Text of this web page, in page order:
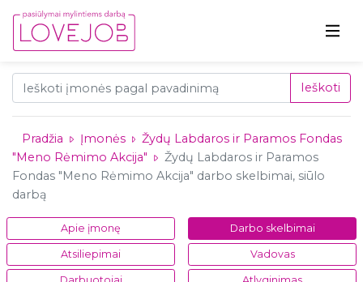
Ieškoti
Pradžia Įmonės
Žydų Labdaros ir Paramos Fondas
"Meno Rėmimo Akcija"
Žydų Labdaros ir Paramos
Fondas "Meno Rėmimo Akcija" darbo skelbimai, siūlo
darbą
Apie įmonę Darbo skelbimai
Atsiliepimai Vadovas